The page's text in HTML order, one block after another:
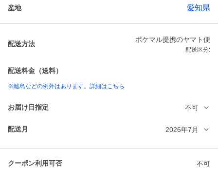
産地 愛知県
配送方法
ポケマル提携のヤマト便
配送区分:
配送料金（送料）
※離島などの例外はあります。詳細はこちら
お届け日指定 不可
配送月 2026年7月
クーポン利用可否 不可